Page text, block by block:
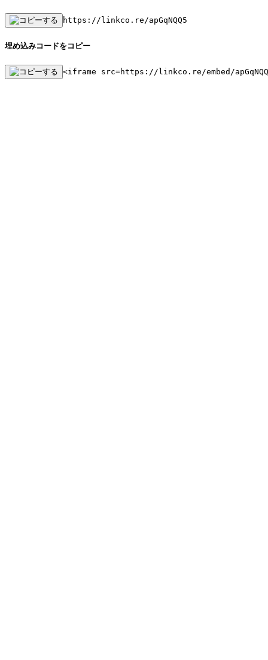
https://linkco.re/apGqNQQ5
埋め込みコードをコピー
<iframe src=https://linkco.re/embed/